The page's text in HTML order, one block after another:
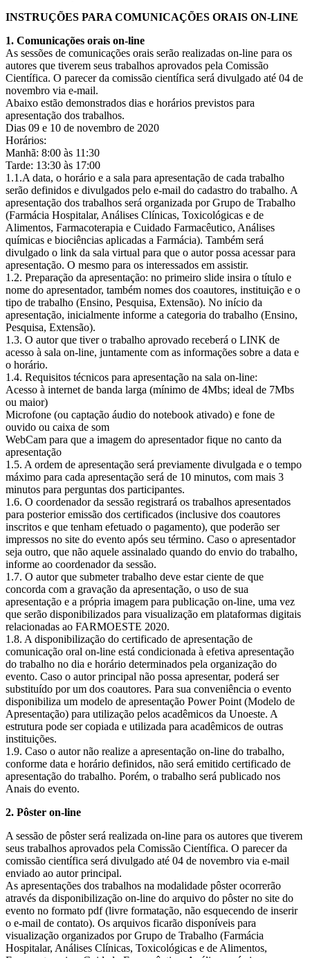
INSTRUÇÕES PARA COMUNICAÇÕES ORAIS ON-LINE
1. Comunicações orais on-line
As sessões de comunicações orais serão realizadas on-line para os
autores que tiverem seus trabalhos aprovados pela Comissão
Científica. O parecer da comissão científica será divulgado até 04 de
novembro via e-mail.
Abaixo estão demonstrados dias e horários previstos para
apresentação dos trabalhos.
Dias 09 e 10 de novembro de 2020
Horários:
Manhã: 8:00 às 11:30
Tarde: 13:30 às 17:00
1.1.A data, o horário e a sala para apresentação de cada trabalho
serão definidos e divulgados pelo e-mail do cadastro do trabalho. A
apresentação dos trabalhos será organizada por Grupo de Trabalho
(Farmácia Hospitalar, Análises Clínicas, Toxicológicas e de
Alimentos, Farmacoterapia e Cuidado Farmacêutico, Análises
químicas e biociências aplicadas a Farmácia). Também será
divulgado o link da sala virtual para que o autor possa acessar para
apresentação. O mesmo para os interessados em assistir.
1.2. Preparação da apresentação: no primeiro slide insira o título e
nome do apresentador, também nomes dos coautores, instituição e o
tipo de trabalho (Ensino, Pesquisa, Extensão). No início da
apresentação, inicialmente informe a categoria do trabalho (Ensino,
Pesquisa, Extensão).
1.3. O autor que tiver o trabalho aprovado receberá o LINK de
acesso à sala on-line, juntamente com as informações sobre a data e
o horário.
1.4. Requisitos técnicos para apresentação na sala on-line:
Acesso à internet de banda larga (mínimo de 4Mbs; ideal de 7Mbs
ou maior)
Microfone (ou captação áudio do notebook ativado) e fone de
ouvido ou caixa de som
WebCam para que a imagem do apresentador fique no canto da
apresentação
1.5. A ordem de apresentação será previamente divulgada e o tempo
máximo para cada apresentação será de 10 minutos, com mais 3
minutos para perguntas dos participantes.
1.6. O coordenador da sessão registrará os trabalhos apresentados
para posterior emissão dos certificados (inclusive dos coautores
inscritos e que tenham efetuado o pagamento), que poderão ser
impressos no site do evento após seu término. Caso o apresentador
seja outro, que não aquele assinalado quando do envio do trabalho,
informe ao coordenador da sessão.
1.7. O autor que submeter trabalho deve estar ciente de que
concorda com a gravação da apresentação, o uso de sua
apresentação e a própria imagem para publicação on-line, uma vez
que serão disponibilizados para visualização em plataformas digitais
relacionadas ao FARMOESTE 2020.
1.8. A disponibilização do certificado de apresentação de
comunicação oral on-line está condicionada à efetiva apresentação
do trabalho no dia e horário determinados pela organização do
evento. Caso o autor principal não possa apresentar, poderá ser
substituído por um dos coautores. Para sua conveniência o evento
disponibiliza um modelo de apresentação Power Point (Modelo de
Apresentação) para utilização pelos acadêmicos da Unoeste. A
estrutura pode ser copiada e utilizada para acadêmicos de outras
instituições.
1.9. Caso o autor não realize a apresentação on-line do trabalho,
conforme data e horário definidos, não será emitido certificado de
apresentação do trabalho. Porém, o trabalho será publicado nos
Anais do evento.
2. Pôster on-line
A sessão de pôster será realizada on-line para os autores que tiverem
seus trabalhos aprovados pela Comissão Científica. O parecer da
comissão científica será divulgado até 04 de novembro via e-mail
enviado ao autor principal.
As apresentações dos trabalhos na modalidade pôster ocorrerão
através da disponibilização on-line do arquivo do pôster no site do
evento no formato pdf (livre formatação, não esquecendo de inserir
o e-mail de contato). Os arquivos ficarão disponíveis para
visualização organizados por Grupo de Trabalho (Farmácia
Hospitalar, Análises Clínicas, Toxicológicas e de Alimentos,